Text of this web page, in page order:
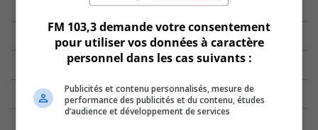
FM 103,3 demande votre consentement
pour utiliser vos données à caractère
personnel dans les cas suivants :
Publicités et contenu personnalisés, mesure de
performance des publicités et du contenu, études
d’audience et développement de services